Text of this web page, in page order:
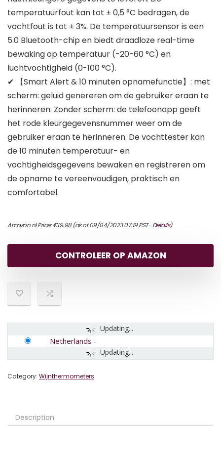
temperatuurfout kan tot ± 0,5 °C bedragen, de
vochtfout is tot ± 3%. De temperatuursensor is een
5.0 Bluetooth-chip en biedt draadloze real-time
bewaking op temperatuur (-20-60 °C) en
luchtvochtigheid (0-100 °C).
✔ 【Smart Alert & 10 minuten opnamefunctie】: met
scherm: geluid genereren om de gebruiker eraan te
herinneren. Zonder scherm: de telefoonapp geeft
het rode kleurgegevensnummer weer om de
gebruiker eraan te herinneren. De vochttester kan
de 10 minuten temperatuur- en
vochtigheidsgegevens bewaken en registreren om
de opname te vereenvoudigen, praktisch en
comfortabel.
Amazon.nl Price:€19.98(as of 09/04/2023 07:19 PST-Details)
CONTROLEER OP AMAZON
Updating...
Updating...
Netherlands -
Category: Wijnthermometers
Description